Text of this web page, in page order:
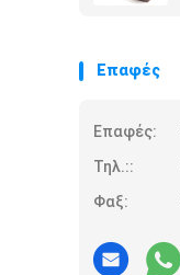
Επαφές
Επαφές:
Τηλ.::
Φαξ: